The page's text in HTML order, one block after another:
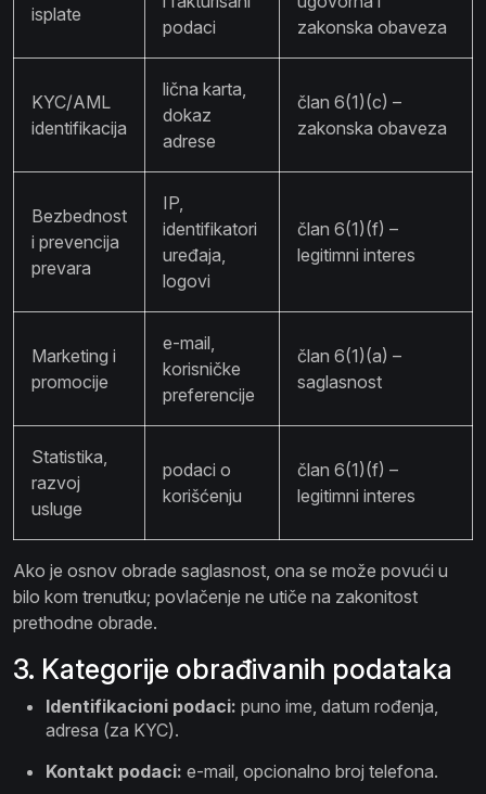
isplate
podaci
zakonska obaveza
KYC/AML
identifikacija
lična karta,
dokaz
adrese
član 6(1)(c) –
zakonska obaveza
Bezbednost
i prevencija
prevara
IP,
identifikatori
uređaja,
logovi
član 6(1)(f) –
legitimni interes
Marketing i
promocije
e-mail,
korisničke
preferencije
član 6(1)(a) –
saglasnost
Statistika,
razvoj
usluge
podaci o
korišćenju
član 6(1)(f) –
legitimni interes
Ako je osnov obrade saglasnost, ona se može povući u
bilo kom trenutku; povlačenje ne utiče na zakonitost
prethodne obrade.
3. Kategorije obrađivanih podataka
Identifikacioni podaci: puno ime, datum rođenja,
adresa (za KYC).
Kontakt podaci: e-mail, opcionalno broj telefona.